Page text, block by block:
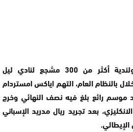
وبعد ايقاف الشرطة الهولندية أكثر من 300 مشجع لنادي ليل
بالنظام العام، التهم اياكس امستردام
3-صفر، بعد موسم رائع بلغ فيه نصف النهائي وخرج
بعد تجريد ريال مدريد الإسباني